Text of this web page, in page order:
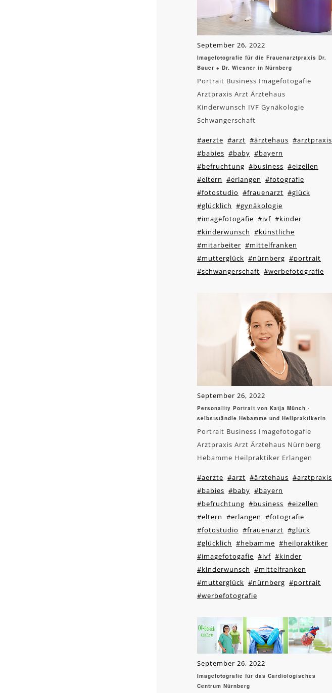
September 26, 2022
Imagefotografie für die Frauenarztpraxis Dr.
Bauer + Dr. Wiesner in Nürnberg
Portrait Business Imagefotogafie
Arztpraxis Arzt Ärztehaus
Kinderwunsch IVF Gynäkologie
Schwangerschaft
#aerzte #arzt #ärztehaus #arztpraxis
#babies #baby #bayern
#befruchtung #business #eizellen
#eltern #erlangen #fotografie
#fotostudio #frauenarzt #glück
#glücklich #gynäkologie
#imagefotogafie #ivf #kinder
#kinderwunsch #künstliche
#mitarbeiter #mittelfranken
#mutterglück #nürnberg #portrait
#schwangerschaft #werbefotografie
September 26, 2022
Personality Portrait von Katja Münch -
selbstständie Hebamme und Heilpraktikerin
Portrait Business Imagefotogafie
Arztpraxis Arzt Ärztehaus Nürnberg
Hebamme Heilpraktiker Erlangen
#aerzte #arzt #ärztehaus #arztpraxis
#babies #baby #bayern
#befruchtung #business #eizellen
#eltern #erlangen #fotografie
#fotostudio #frauenarzt #glück
#glücklich #hebamme #heilpraktiker
#imagefotogafie #ivf #kinder
#kinderwunsch #mittelfranken
#mutterglück #nürnberg #portrait
#werbefotografie
September 26, 2022
Imagefotografie für das Cardiologisches
Centrum Nürnberg